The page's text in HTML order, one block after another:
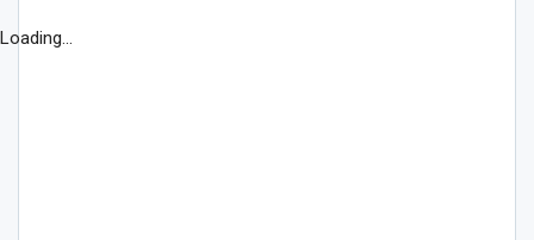
Loading...